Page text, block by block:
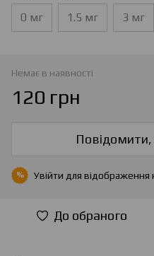
0 мг 1.5 мг 3 мг
Немає в наявності
120 грн
Повідомити,
% Увійти для відображення
До обраного